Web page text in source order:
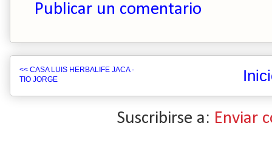
Publicar un comentario
<< CASA LUIS HERBALIFE JACA -
TIO JORGE
Suscribirse a: Enviar